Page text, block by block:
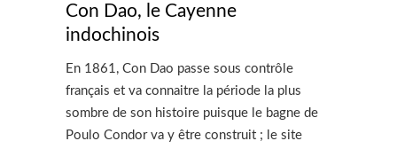
Con Dao, le Cayenne
indochinois
En 1861, Con Dao passe sous contrôle
français et va connaitre la période la plus
sombre de son histoire puisque le bagne de
Poulo Condor va y être construit ; le site